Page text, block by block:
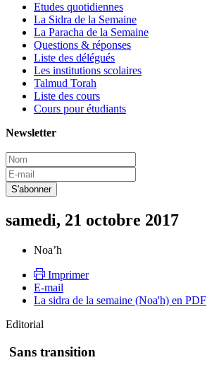
Etudes quotidiennes
La Sidra de la Semaine
La Paracha de la Semaine
Questions & réponses
Liste des délégués
Les institutions scolaires
Talmud Torah
Liste des cours
Cours pour étudiants
Newsletter
samedi, 21 octobre 2017
Noa’h
Imprimer
E-mail
La sidra de la semaine (Noa'h) en PDF
Editorial
Sans transition